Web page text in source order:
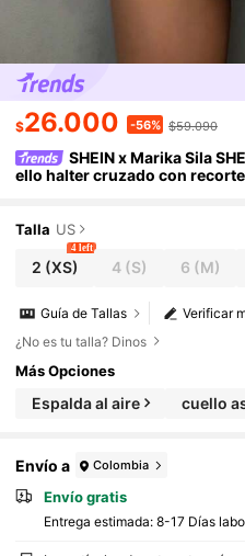
$26.000 -56% $59.090
SHEIN x Marika Sila
ello halter cruzado con
Talla US
2 (XS)
4 left
4(S) 6 (M)
Verificar
Guía de Tallas
¿No es tu talla? Dinos
Más Opciones
Espalda al aire cuello
Envío a Colombia
Envío gratis
Entrega estimada: 8-17 Días